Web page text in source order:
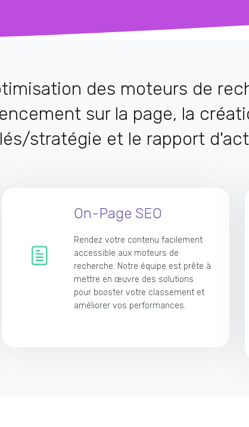
des moteurs de
sur la page, la
stratégie et le rapport
On-Page SEO
Rendez votre contenu facilement
accessible aux moteurs de
recherche. Notre équipe est prête à
mettre en œuvre des solutions
pour booster votre classement et
améliorer vos performances.